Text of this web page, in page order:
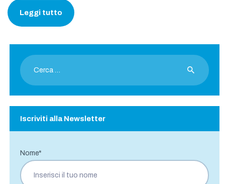
Contatti e prenotazioni
Leggi tutto
Ricerca
per:
Iscriviti alla Newsletter
Nome*